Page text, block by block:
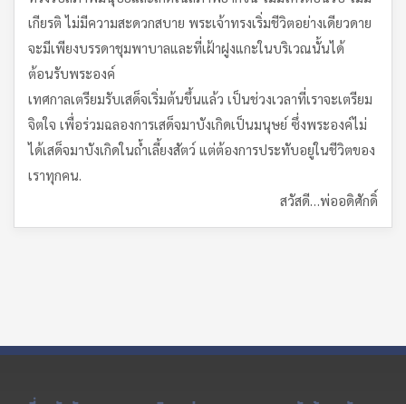
เกียรติ ไม่มีความสะดวกสบาย พระเจ้าทรงเริ่มชีวิตอย่างเดียวดาย
จะมีเพียงบรรดาชุมพาบาลและที่เฝ้าฝูงแกะในบริเวณนั้นได้
ต้อนรับพระองค์
เทศกาลเตรียมรับเสด็จเริ่มต้นขึ้นแล้ว เป็นช่วงเวลาที่เราจะเตรียม
จิตใจ เพื่อร่วมฉลองการเสด็จมาบังเกิดเป็นมนุษย์ ซึ่งพระองค์ไม่
ได้เสด็จมาบังเกิดในถ้ำเลี้ยงสัตว์ แต่ต้องการประทับอยู่ในชีวิตของ
เราทุกคน.
สวัสดี…พ่ออดิศักดิ์